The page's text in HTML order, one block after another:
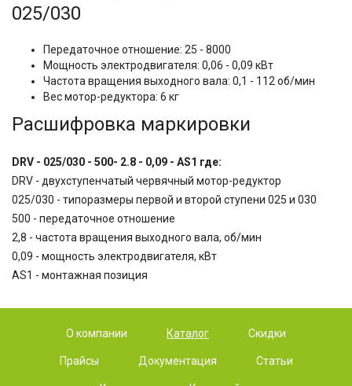
025/030
Передаточное отношение: 25 - 8000
Мощность электродвигателя: 0,06 - 0,09 кВт
Частота вращения выходного вала: 0,1 - 112 об/мин
Вес мотор-редуктора: 6 кг
Расшифровка маркировки
DRV - 025/030 - 500- 2.8 - 0,09 - AS1 где:
DRV - двухступенчатый червячный мотор-редуктор
025/030 - типоразмеры первой и второй ступени 025 и 030
500 - передаточное отношение
2,8 - частота вращения выходного вала, об/мин
0,09 - мощность электродвигателя, кВт
AS1 - монтажная позиция
О компании Каталог Скидки
Прайсы Документация Статьи